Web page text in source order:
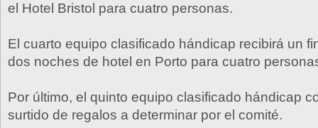
el Hotel Bristol para cuatro personas.
El cuarto equipo clasificado hándicap recibirá un
dos noches de hotel en Porto para cuatro
Por último, el quinto equipo clasificado hándicap
surtido de regalos a determinar por el comité.